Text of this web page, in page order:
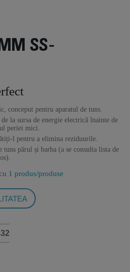
SS-
conceput pentru aparatul de tuns.
la sursa de energie electrică înainte de
periei mici.
l pentru a elimina reziduurile.
tuns părul și barba (a se consulta lista de
1 produs/produse